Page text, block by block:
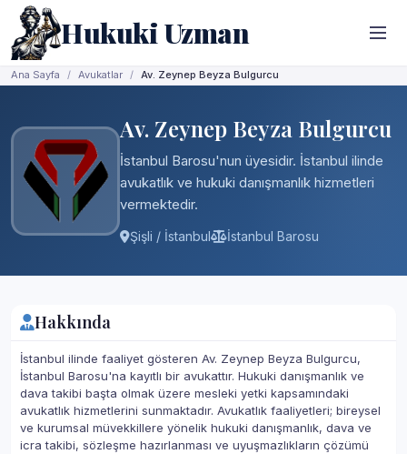
Hukuki Uzman
Ana Sayfa Avukatlar Av. Zeynep Beyza Bulgurcu
Av. Zeynep Beyza Bulgurcu
İstanbul Barosu'nun üyesidir. İstanbul ilinde
avukatlık ve hukuki danışmanlık hizmetleri
vermektedir.
Şişli / İstanbul İstanbul Barosu
Hakkında
İstanbul ilinde faaliyet gösteren Av. Zeynep Beyza Bulgurcu,
İstanbul Barosu'na kayıtlı bir avukattır. Hukuki danışmanlık ve
dava takibi başta olmak üzere mesleki yetki kapsamındaki
avukatlık hizmetlerini sunmaktadır. Avukatlık faaliyetleri; bireysel
ve kurumsal müvekkillere yönelik hukuki danışmanlık, dava ve
icra takibi, sözleşme hazırlanması ve uyuşmazlıkların çözümü